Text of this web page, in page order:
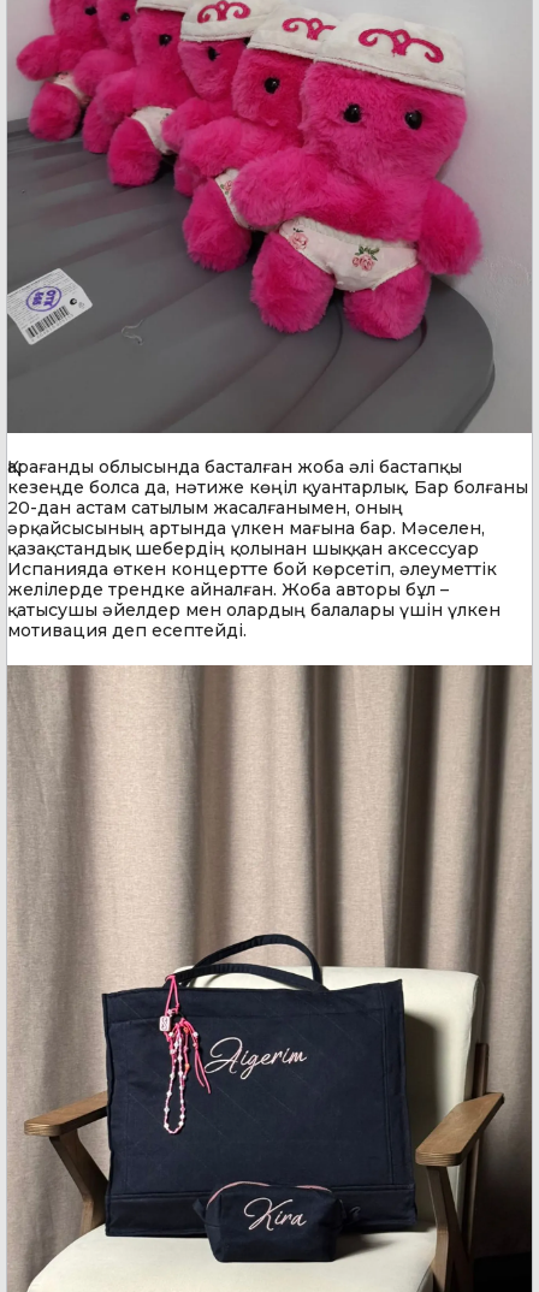
Қарағанды облысында басталған жоба әлі бастапқы
кезеңде болса да, нәтиже көңіл қуантарлық. Бар болғаны
20-дан астам сатылым жасалғанымен, оның
әрқайсысының артында үлкен мағына бар. Мәселен,
қазақстандық шебердің қолынан шыққан аксессуар
Испанияда өткен концертте бой көрсетіп, әлеуметтік
желілерде трендке айналған. Жоба авторы бұл –
қатысушы әйелдер мен олардың балалары үшін үлкен
мотивация деп есептейді.